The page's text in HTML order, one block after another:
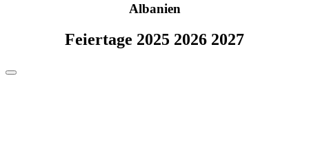
Albanien
Feiertage 2025 2026 2027